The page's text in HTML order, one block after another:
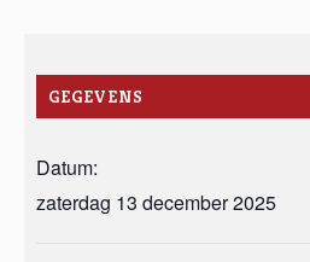
GEGEVENS
Datum:
zaterdag 13 december 2025